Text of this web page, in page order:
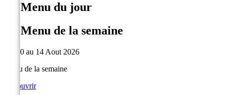
Le Menu du jour
Le Menu de la semaine
Du 10 au 14 Aout 2026
Menu de la semaine
Découvrir